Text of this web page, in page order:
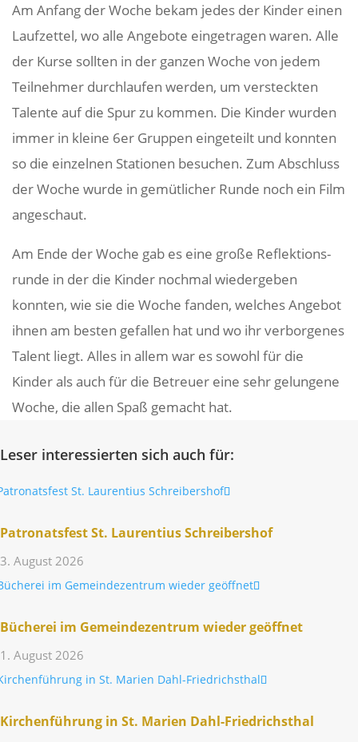
Am Anfang der Woche bekam jedes der Kinder einen
Lauf­zettel, wo alle Ange­bote einge­tragen waren. Alle
der Kurse sollten in der ganzen Woche von jedem
Teil­nehmer durch­laufen werden, um versteckten
Talente auf die Spur zu kommen. Die Kinder wurden
immer in kleine 6er Gruppen einge­teilt und konnten
so die einzelnen Stationen besu­chen. Zum Abschluss
der Woche wurde in gemüt­li­cher Runde noch ein Film
angeschaut.
Am Ende der Woche gab es eine große Reflek­ti­ons­
runde in der die Kinder nochmal wieder­geben
konnten, wie sie die Woche fanden, welches Angebot
ihnen am besten gefallen hat und wo ihr verbor­genes
Talent liegt. Alles in allem war es sowohl für die
Kinder als auch für die Betreuer eine sehr gelun­gene
Woche, die allen Spaß gemacht hat.
Leser interessierten sich auch für:
Patro­nats­fest St. Lauren­tius Schreibershof
3. August 2026
Bücherei im Gemein­de­zen­trum wieder geöffnet
1. August 2026
Kirchen­füh­rung in St. Marien Dahl-Friedrichsthal